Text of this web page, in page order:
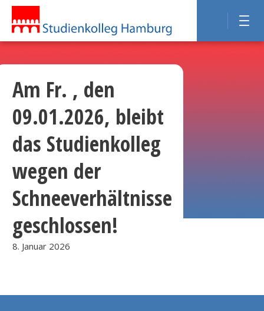
Am Fr. , den
09.01.2026, bleibt
das Studienkolleg
wegen der
Schneeverhältnisse
geschlossen!
8. Januar 2026